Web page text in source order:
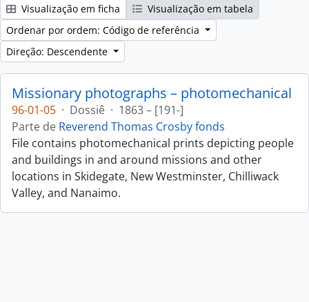
Visualização em ficha
Visualização em tabela
Ordenar por ordem: Código de referência
Direção: Descendente
Missionary photographs – photomechanical
96-01-05 · Dossiê · 1863 – [191-]
Parte de Reverend Thomas Crosby fonds
File contains photomechanical prints depicting people
and buildings in and around missions and other
locations in Skidegate, New Westminster, Chilliwack
Valley, and Nanaimo.